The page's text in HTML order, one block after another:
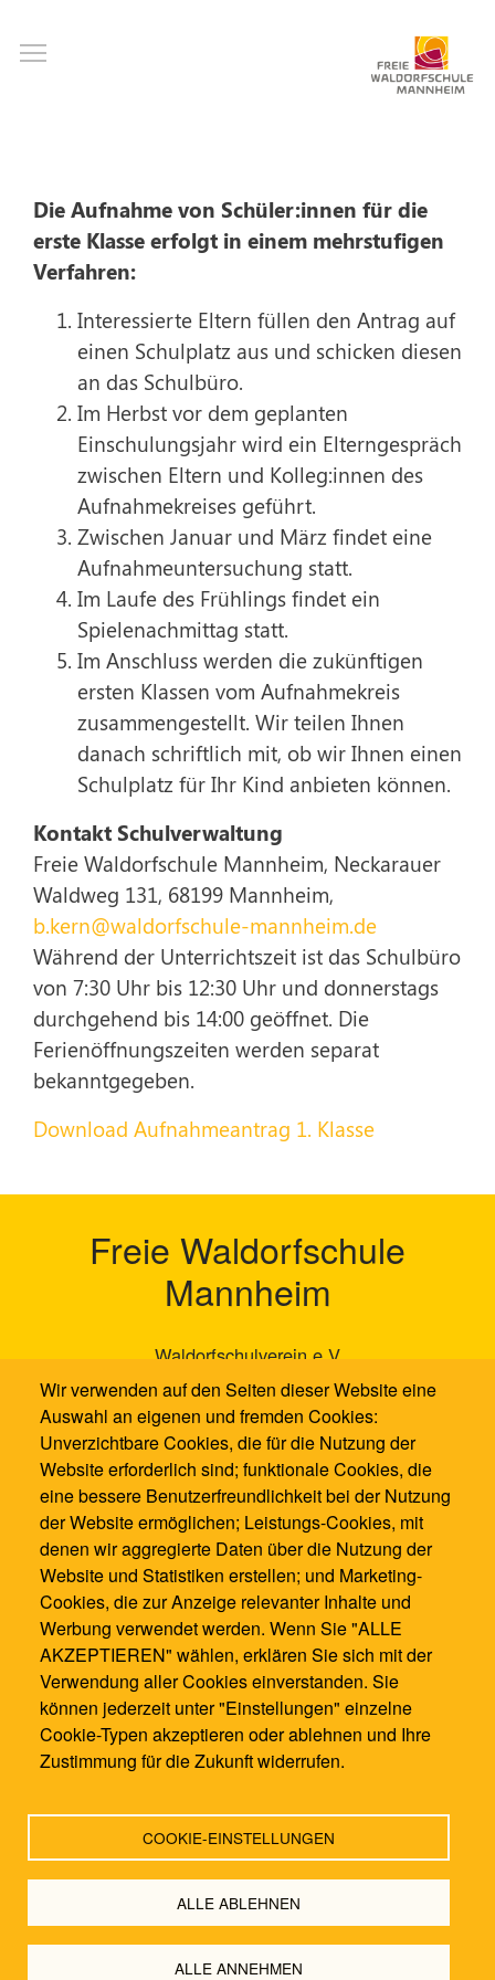
Die Aufnahme von Schüler:innen für die
erste Klasse erfolgt in einem mehrstufigen
Verfahren:
Interessierte Eltern füllen den Antrag auf
einen Schulplatz aus und schicken diesen
an das Schulbüro.
Im Herbst vor dem geplanten
Einschulungsjahr wird ein Elterngespräch
zwischen Eltern und Kolleg:innen des
Aufnahmekreises geführt.
Zwischen Januar und März findet eine
Aufnahmeuntersuchung statt.
Im Laufe des Frühlings findet ein
Spielenachmittag statt.
Im Anschluss werden die zukünftigen
ersten Klassen vom Aufnahmekreis
zusammengestellt. Wir teilen Ihnen
danach schriftlich mit, ob wir Ihnen einen
Schulplatz für Ihr Kind anbieten können.
Kontakt Schulverwaltung
Freie Waldorfschule Mannheim, Neckarauer
Waldweg 131, 68199 Mannheim,
b.kern@waldorfschule-mannheim.de
Während der Unterrichtszeit ist das Schulbüro
von 7:30 Uhr bis 12:30 Uhr und donnerstags
durchgehend bis 14:00 geöffnet. Die
Ferienöffnungszeiten werden separat
bekanntgegeben.
Download Aufnahmeantrag 1. Klasse
Freie Waldorfschule
Mannheim
Waldorfschulverein e.V
Neckarauer Waldweg 131
68199 Mannheim
0621 / 1286100
0621 / 12861021
info@waldorfschule-mannheim.de
Kontakt|Impressum|Datenschutzbestimmung|Login
byEndo7
Wir verwenden auf den Seiten dieser Website eine
Auswahl an eigenen und fremden Cookies:
Unverzichtbare Cookies, die für die Nutzung der
Website erforderlich sind; funktionale Cookies, die
eine bessere Benutzerfreundlichkeit bei der Nutzung
der Website ermöglichen; Leistungs-Cookies, mit
denen wir aggregierte Daten über die Nutzung der
Website und Statistiken erstellen; und Marketing-
Cookies, die zur Anzeige relevanter Inhalte und
Werbung verwendet werden. Wenn Sie "ALLE
AKZEPTIEREN" wählen, erklären Sie sich mit der
Verwendung aller Cookies einverstanden. Sie
können jederzeit unter "Einstellungen" einzelne
Cookie-Typen akzeptieren oder ablehnen und Ihre
Zustimmung für die Zukunft widerrufen.
COOKIE-EINSTELLUNGEN
ALLE ABLEHNEN
ALLE ANNEHMEN